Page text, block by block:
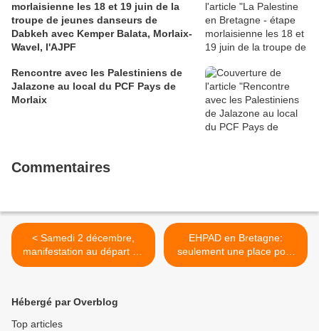
morlaisienne les 18 et 19 juin de la
troupe de jeunes danseurs de
Dabkeh avec Kemper Balata, Morlaix-
Wavel, l'AJPF
Rencontre avec les Palestiniens de
Jalazone au local du PCF Pays de
Morlaix
Commentaires
< Samedi 2 décembre,
manifestation au départ de
la Manu pour l'avenir de
cardiologie. Le PCF dans la
EHPAD en Bretagne:
seulement une place pour
quatre seniors (Fréderic
Hébergé par Overblog
Top articles